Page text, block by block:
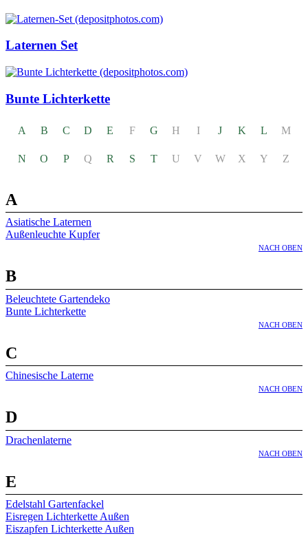
Laternen Set
Bunte Lichterkette
A B C D E F G H I J K L M
N O P Q R S T U V W X Y Z
A
Asiatische Laternen
Außenleuchte Kupfer
NACH OBEN
B
Beleuchtete Gartendeko
Bunte Lichterkette
NACH OBEN
C
Chinesische Laterne
NACH OBEN
D
Drachenlaterne
NACH OBEN
E
Edelstahl Gartenfackel
Eisregen Lichterkette Außen
Eiszapfen Lichterkette Außen